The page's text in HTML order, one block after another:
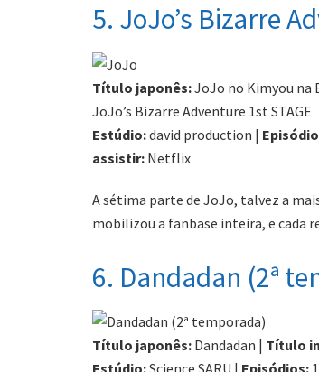
5. JoJo’s Bizarre
Título japonês:JoJo no Kimyou na
JoJo’s Bizarre Adventure 1st STAGE
Estúdio:david production |
assistir: Netflix
A sétima parte de JoJo, talvez a
mobilizou a fanbase inteira, e cada
6. Dandadan (2ª
Título japonês: Dandadan | Título